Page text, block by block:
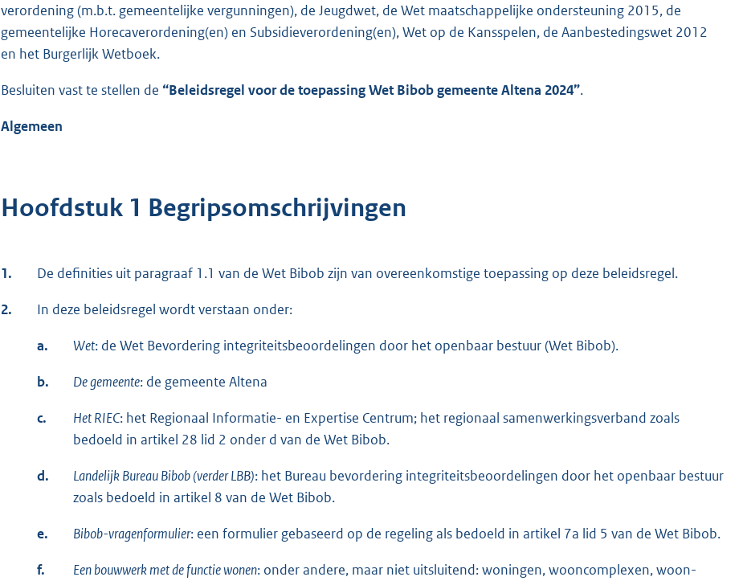
verordening (m.b.t. gemeentelijke vergunningen), de Jeugdwet, de Wet maatschappelijke ondersteuning 2015, de
gemeentelijke Horecaverordening(en) en Subsidieverordening(en), Wet op de Kansspelen, de Aanbestedingswet 2012
en het Burgerlijk Wetboek.
Besluiten vast te stellen de “Beleidsregel voor de toepassing Wet Bibob gemeente Altena 2024”.
Algemeen
Hoofdstuk 1 Begripsomschrijvingen
1. De definities uit paragraaf 1.1 van de Wet Bibob zijn van overeenkomstige toepassing op deze beleidsregel.
2. In deze beleidsregel wordt verstaan onder:
a. Wet: de Wet Bevordering integriteitsbeoordelingen door het openbaar bestuur (Wet Bibob).
b. De gemeente: de gemeente Altena
c. Het RIEC: het Regionaal Informatie- en Expertise Centrum; het regionaal samenwerkingsverband zoals
bedoeld in artikel 28 lid 2 onder d van de Wet Bibob.
d. Landelijk Bureau Bibob (verder LBB): het Bureau bevordering integriteitsbeoordelingen door het openbaar bestuur
zoals bedoeld in artikel 8 van de Wet Bibob.
e. Bibob-vragenformulier: een formulier gebaseerd op de regeling als bedoeld in artikel 7a lid 5 van de Wet Bibob.
f. Een bouwwerk met de functie wonen: onder andere, maar niet uitsluitend: woningen, wooncomplexen, woon-